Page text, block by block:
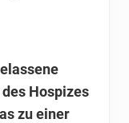
Hospizes
zu einer